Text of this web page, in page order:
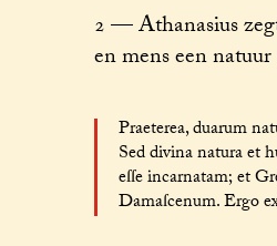
2 — Athanasius
en mens een
Praeterea, duarum
Sed divina natura et
eſſe incarnatam; et
Damaſcenum. Ergo